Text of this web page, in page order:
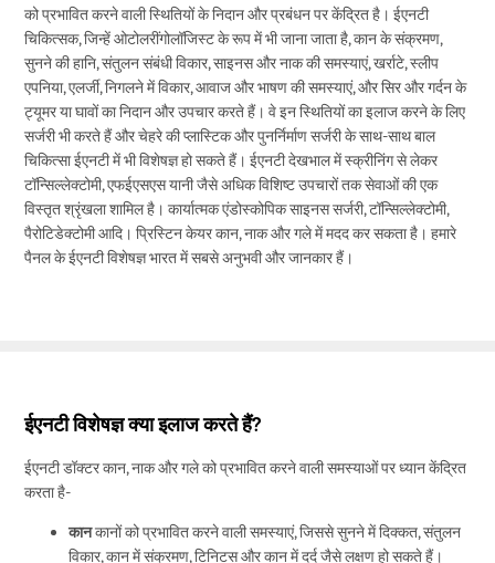
को प्रभावित करने वाली स्थितियों के निदान और प्रबंधन पर केंद्रित है। ईएनटी
चिकित्सक, जिन्हें ओटोलरींगोलॉजिस्ट के रूप में भी जाना जाता है, कान के संक्रमण,
सुनने की हानि, संतुलन संबंधी विकार, साइनस और नाक की समस्याएं, खर्राटे, स्लीप
एपनिया, एलर्जी, निगलने में विकार, आवाज और भाषण की समस्याएं, और सिर और गर्दन के
ट्यूमर या घावों का निदान और उपचार करते हैं। वे इन स्थितियों का इलाज करने के लिए
सर्जरी भी करते हैं और चेहरे की प्लास्टिक और पुनर्निर्माण सर्जरी के साथ-साथ बाल
चिकित्सा ईएनटी में भी विशेषज्ञ हो सकते हैं। ईएनटी देखभाल में स्क्रीनिंग से लेकर
टॉन्सिल्लेक्टोमी, एफईएसएस यानी जैसे अधिक विशिष्ट उपचारों तक सेवाओं की एक
विस्तृत श्रृंखला शामिल है। कार्यात्मक एंडोस्कोपिक साइनस सर्जरी, टॉन्सिल्लेक्टोमी,
पैरोटिडेक्टोमी आदि। प्रिस्टिन केयर कान, नाक और गले में मदद कर सकता है। हमारे
पैनल के ईएनटी विशेषज्ञ भारत में सबसे अनुभवी और जानकार हैं।
ईएनटी विशेषज्ञ क्या इलाज करते हैं?
ईएनटी डॉक्टर कान, नाक और गले को प्रभावित करने वाली समस्याओं पर ध्यान केंद्रित
करता है-
कानकानों को प्रभावित करने वाली समस्याएं, जिससे सुनने में दिक्कत, संतुलन
विकार, कान में संक्रमण, टिनिटस और कान में दर्द जैसे लक्षण हो सकते हैं।